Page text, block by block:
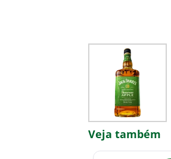
Veja também